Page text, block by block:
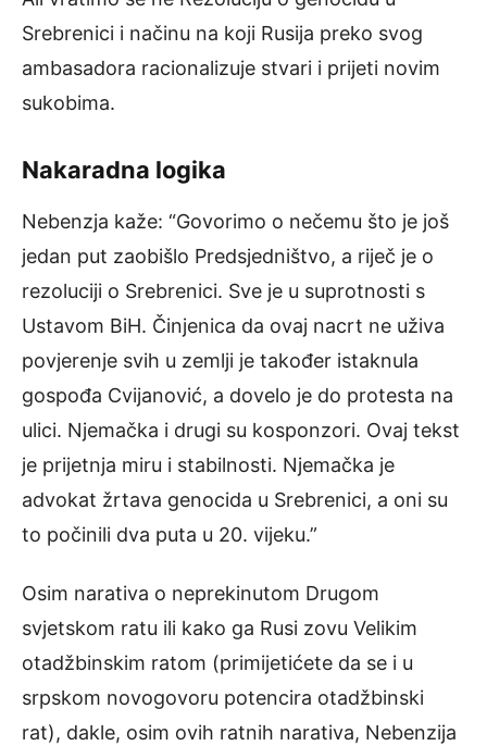
Srebrenici i načinu na koji Rusija preko svog
ambasadora racionalizuje stvari i prijeti novim
sukobima.
Nakaradna logika
Nebenzja kaže: “Govorimo o nečemu što je još
jedan put zaobišlo Predsjedništvo, a riječ je o
rezoluciji o Srebrenici. Sve je u suprotnosti s
Ustavom BiH. Činjenica da ovaj nacrt ne uživa
povjerenje svih u zemlji je također istaknula
gospođa Cvijanović, a dovelo je do protesta na
ulici. Njemačka i drugi su kosponzori. Ovaj tekst
je prijetnja miru i stabilnosti. Njemačka je
advokat žrtava genocida u Srebrenici, a oni su
to počinili dva puta u 20. vijeku.”
Osim narativa o neprekinutom Drugom
svjetskom ratu ili kako ga Rusi zovu Velikim
otadžbinskim ratom (primijetićete da se i u
srpskom novogovoru potencira otadžbinski
rat), dakle, osim ovih ratnih narativa, Nebenzija